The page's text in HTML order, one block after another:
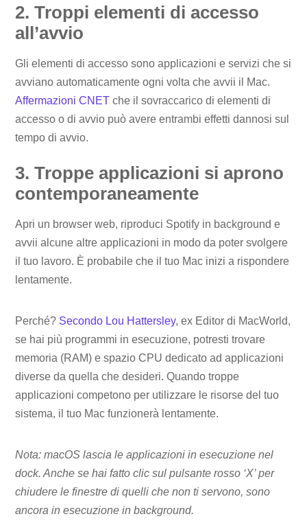
2. Troppi elementi di accesso
all’avvio
Gli elementi di accesso sono applicazioni e servizi che si
avviano automaticamente ogni volta che avvii il Mac.
Affermazioni CNET che il sovraccarico di elementi di
accesso o di avvio può avere entrambi effetti dannosi sul
tempo di avvio.
3. Troppe applicazioni si aprono
contemporaneamente
Apri un browser web, riproduci Spotify in background e
avvii alcune altre applicazioni in modo da poter svolgere
il tuo lavoro. È probabile che il tuo Mac inizi a rispondere
lentamente.
Perché? Secondo Lou Hattersley, ex Editor di MacWorld,
se hai più programmi in esecuzione, potresti trovare
memoria (RAM) e spazio CPU dedicato ad applicazioni
diverse da quella che desideri. Quando troppe
applicazioni competono per utilizzare le risorse del tuo
sistema, il tuo Mac funzionerà lentamente.
Nota: macOS lascia le applicazioni in esecuzione nel
dock. Anche se hai fatto clic sul pulsante rosso ‘X’ per
chiudere le finestre di quelli che non ti servono, sono
ancora in esecuzione in background.